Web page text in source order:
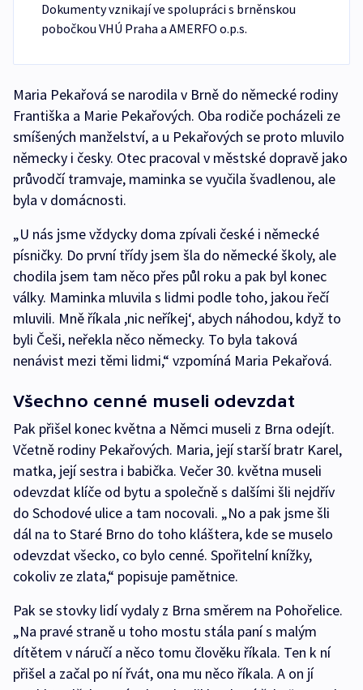
Dokumenty vznikají ve spolupráci s brněnskou
pobočkou VHÚ Praha a AMERFO o.p.s.
Maria Pekařová se narodila v Brně do německé rodiny
Františka a Marie Pekařových. Oba rodiče pocházeli ze
smíšených manželství, a u Pekařových se proto mluvilo
německy i česky. Otec pracoval v městské dopravě jako
průvodčí tramvaje, maminka se vyučila švadlenou, ale
byla v domácnosti.
„U nás jsme vždycky doma zpívali české i německé
písničky. Do první třídy jsem šla do německé školy, ale
chodila jsem tam něco přes půl roku a pak byl konec
války. Maminka mluvila s lidmi podle toho, jakou řečí
mluvili. Mně říkala ,nic neříkej‘, abych náhodou, když to
byli Češi, neřekla něco německy. To byla taková
nenávist mezi těmi lidmi,“ vzpomíná Maria Pekařová.
Všechno cenné museli odevzdat
Pak přišel konec května a Němci museli z Brna odejít.
Včetně rodiny Pekařových. Maria, její starší bratr Karel,
matka, její sestra i babička. Večer 30. května museli
odevzdat klíče od bytu a společně s dalšími šli nejdřív
do Schodové ulice a tam nocovali. „No a pak jsme šli
dál na to Staré Brno do toho kláštera, kde se muselo
odevzdat všecko, co bylo cenné. Spořitelní knížky,
cokoliv ze zlata,“ popisuje pamětnice.
Pak se stovky lidí vydaly z Brna směrem na Pohořelice.
„Na pravé straně u toho mostu stála paní s malým
dítětem v náručí a něco tomu člověku říkala. Ten k ní
přišel a začal po ní řvát, ona mu něco říkala. A on jí